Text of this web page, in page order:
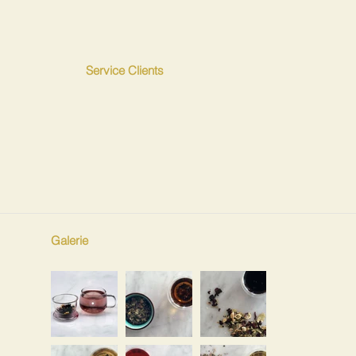
Service Clients
Galerie